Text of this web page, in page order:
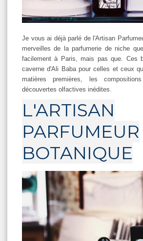
Je vous ai déjà parlé de l'Artisan
merveilles de la parfumerie de niche
facilement à Paris, mais pas que. Ces
caverne d'Ali Baba pour celles et ceux
matières premières, les
découvertes olfactives inédites.
L'ARTISAN
PARFUMEUR
BOTANIQUE